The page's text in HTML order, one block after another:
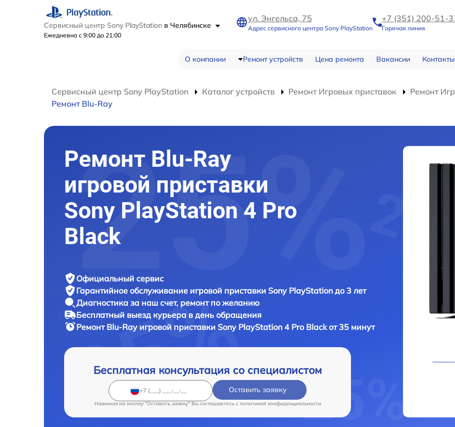
Сервисный центр Sony PlayStation в Челябинске
Ежедневно с 9:00 до 21:00
ул. Энгельса, 75
Адрес сервисного центра Sony PlayStation
+7 (351) 200-51-
Горячая линия
О компании Ремонт устройств Цена ремонта Вакансии Контакты
Сервисный центр Sony PlayStation Каталог устройств Ремонт Игровых приставок
Ремонт
Ремонт Blu-Ray
Ремонт Blu-Ray
игровой приставки
Sony PlayStation 4 Pro
Black
Официальный сервис
Гарантийное обслуживание игровой приставки Sony PlayStation до 3 лет
Диагностика за наш счет, ремонт по желанию
Бесплатный выезд курьера в день обращения
Ремонт Blu-Ray игровой приставки Sony PlayStation 4 Pro Black от 35 минут
Бесплатная консультация со специалистом
Оставить заявку
Нажимая на кнопку "Оставить заявку" Вы соглашаетесь c политикой конфиденциальности